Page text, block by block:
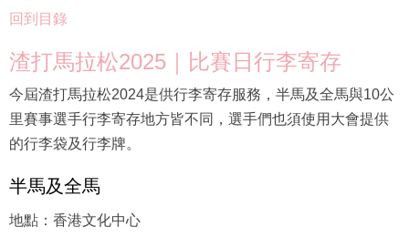
回到目錄
渣打馬拉松2025｜比賽日行李寄存
今屆渣打馬拉松2024是供行李寄存服務，半馬及全馬與10公
里賽事選手行李寄存地方皆不同，選手們也須使用大會提供
的行李袋及行李牌。
半馬及全馬
地點：香港文化中心